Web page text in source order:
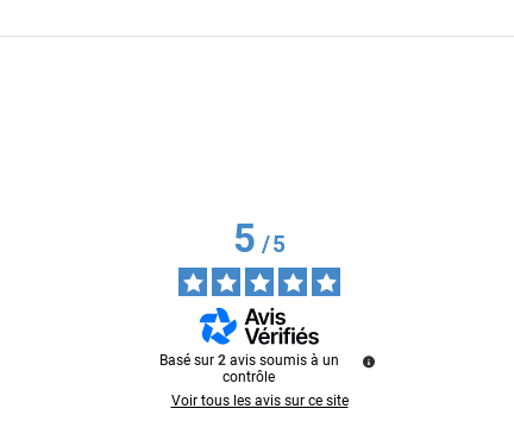
5/5
Basé sur 2 avis soumis à un
contrôle
Voir tous les avis sur ce site